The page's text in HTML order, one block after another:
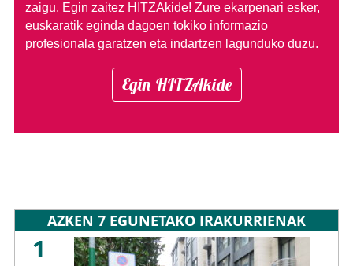
zaigu. Egin zaitez HITZAkide! Zure ekarpenari esker,
euskaratik eginda dagoen tokiko informazio
profesionala garatzen eta indartzen lagunduko duzu.
Egin HITZAkide
AZKEN 7 EGUNETAKO IRAKURRIENAK
1